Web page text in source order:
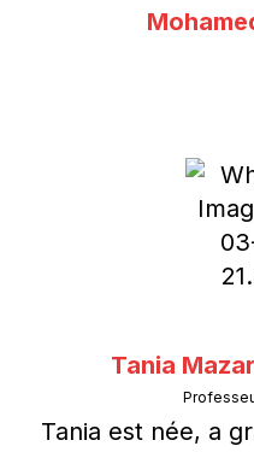
Tania
Tania est née, a